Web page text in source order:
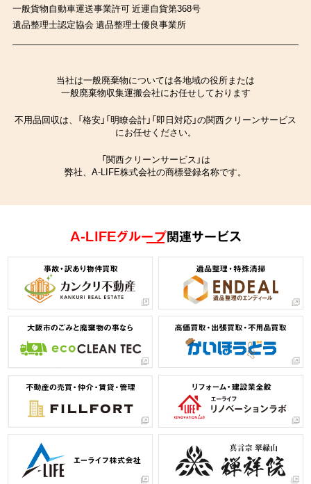
一般貨物自動車運送事業許可 近運自貨第368号
遺品整理士認定協会 遺品整理士優良事業所
当社は一般廃棄物については各地域の役所または
一般廃棄物収集運搬会社にお任せしております
不用品回収は、「格安」「明瞭会計」「即日対応」の関西クリーンサービス
にお任せください。
「関西クリーンサービス」は
弊社、A-LIFE株式会社の商標登録名称です。
A-LIFEグループ関連サービス